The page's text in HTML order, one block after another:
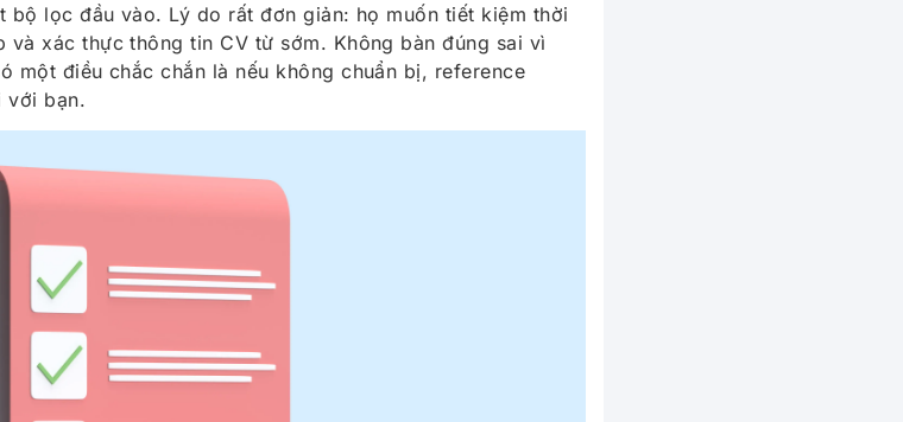
bộ lọc đầu vào. Lý do rất đơn giản: họ muốn tiết kiệm thời
xác thực thông tin CV từ sớm. Không bàn đúng sai vì
một điều chắc chắn là nếu không chuẩn bị, reference
với bạn.